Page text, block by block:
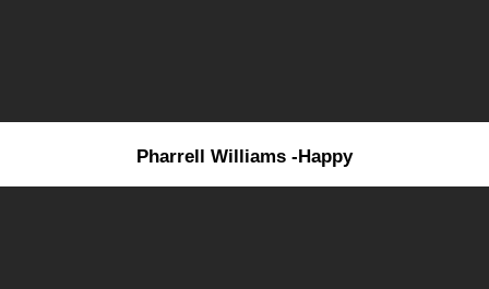
Pharrell Williams -Happy